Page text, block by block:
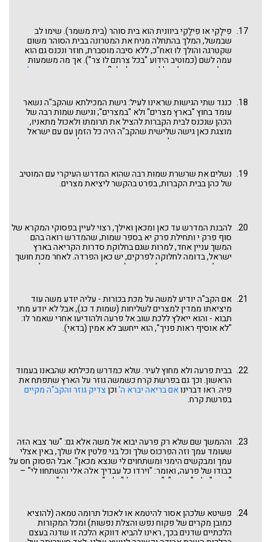
פִילָקִי או פִילָקֵי ביוונית הוא בית סוהר (בית משמר). שימו לב
שבמשל, המלך בהתחלה מניח את המטרונה בבית הסוהר משום
שקטרגה והולך לו ואח"כ, ללא סיבה מוסברת, חוזר ונכנס גם הוא
עמה לשם (כמוטיב הידוע "בכל צרתם לו צר"). אך מה משמעות
מהלך זה בנמשל, כולל הקטרוג למלך? ראו דברינו האם נגזר על
ליעקב או לאומית לכל בית יעקב. אולי המעבר הזה מאישי ללאומי
יכול להסביר את השוני בהתנהגות המלך כלפי המטרונה. וצריך עיון.
כנגד שתי הגישות שראינו לעיל: גישת המכילתא שהקב"ה נשאר
עומד בחוץ "בארץ מצרים" ולא "במצרים"; וגישת שמות רבה של
הכהן שנכנס לבית הקברות להציל את תרומתו ולאכול מתאניו,
מוצגת כאן גישה שלישית שהקב"ה היה כל הזמן עם עם ישראל
בצרת השעבוד ובגלות הקשה. מדרש זה שייך למוטיב ירידת השכינה
הפסוק בישעיהו סג ט: "בכל צרתם לו צר" (כתיב "לא" וקרי "לו). אבל
כאמור לעיל, יש לשים לב למשל בו המלך זונח בהתחלה את
המטרונה ורק אח"כ מצטרף אליה. בכך, נראה שמדרש זה קרוב יותר
למלך בבית המטבחיים".
נשלים את שרשרת שמות רבה שהוא המדרש העיקרי עם המוטיב
של כהן בבית הקברות, בפרט בהקשר ליציאת מצרים.
להבנת המדרש עד כאן ומכאן ואילך, רצוי לעיין בפסוקי המקרא של
סוף פרק י ותחילת פרק יא בספר שמות, שהמדרש רואה בהם
המשך עניין אחד, למרות שגם בחלוקת סדרות הקריאה בארץ
ישראל, בדומה לחלוקה לפרקים, יש כאן הפרדה. לאחר מכת חושך
שוב לא מסכים פרעה לתנאיו של משה שדורש יציאה טוטלית
ואומר: רגע, יש לי עוד נגע אחד להביא על פרעה, וגם אותו יש
להודיע לפרעה, בדומה לכל הפגעים האחרים, כי חשוב שפרעה ידע
מי מביא עליו את המכות. אז איך יוצאים מהמצב הזה?
אם הקב"ה יודיע למשה על מכת בכורות - עליה יודע משה עוד
מיציאתו ממדין למצרים לשליחות (שמות ד כג), אבל לא יודע מתי
תבוא - והוא ייאלץ ללכת שוב אל פרעה ולהודיעו אחרי שאמר לו:
"לא אוסיף ראות פניך", הוא ייחשב לא אמין (בדאי).
בבית פרעה ולא מחוץ לעיר. שלא כמדרש מכילתא שהבאנו בעמוד
הראשון. וכך גם בפרשת קרח כשמשה גוזר על הארץ שתפתח את
פיה. ראו דברינואם בריאה יברא ה'וכןצדיק גוזר והקב"ה מקיים
בפרשת קרח.
וההמשך שם שלא רק פרעה יבוא אל משה אלא גם: "שר צבא הזה
שעומד עמך וזה הפרכוס שלך וכל בני פלטין אלו שלך, באין אצלי
עמך ומבקשים הימני ומשתחוים לי שנצא מכאן". אבל הפסוק חס על
כבודו של פרעה, ואומר: "וירדו כל עבדיך אלה אלי והשתחוו לי" –
"וירדו" ולא "וירדת", "והשתחוו לי" ולא "והשתחוית לי", משום כבוד
משה שלא ייחשב כבדאי בדומה למשפט "שלא יתבייש שלוחי"
לעיל. והפעם כאילו באופן ספונטני, הקב"ה מבין שמשה נכנס
לעימות עם פרעה: מי יראה או לא יראה את פני מי, מי יבוא אצל מי,
והוא יורד אל תוך הפלטין של פרעה, זה שחיפש מקודם בבית גנזיו
פשיטא שלכהן אסור להיטמא או לאכול תרומה טמאה (להוציא
כמובן מקרים של פקוח נפש והצלת נפשות) ומכל המקורות
הלכתיים שדנים בכך, ראינו להביא דווקא הלכה זו שדנה בעצם